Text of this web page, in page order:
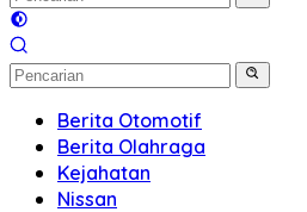
Berita Otomotif
Berita Olahraga
Kejahatan
Nissan